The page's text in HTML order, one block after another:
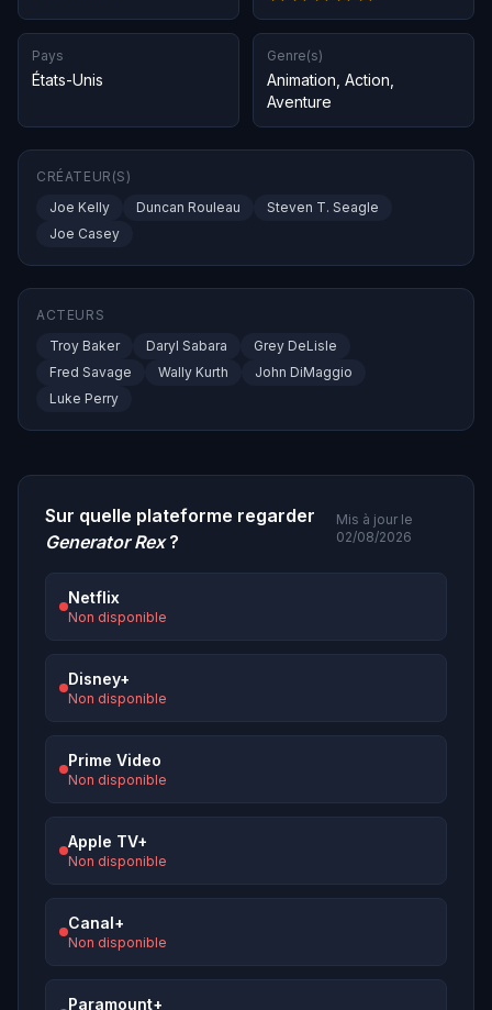
Pays
États-Unis
Genre(s)
Animation Action
Aventure
CRÉATEUR(S)
Joe Kelly
Duncan Rouleau
Steven T. Seagle
Joe Casey
ACTEURS
Troy Baker
Daryl Sabara
Grey DeLisle
Fred Savage
Wally Kurth
John DiMaggio
Luke Perry
Sur quelle plateforme regarder
Generator Rex?
Mis à jour le
02/08/2026
Netflix
Non disponible
Disney+
Non disponible
Prime Video
Non disponible
Apple TV+
Non disponible
Canal+
Non disponible
Paramount+